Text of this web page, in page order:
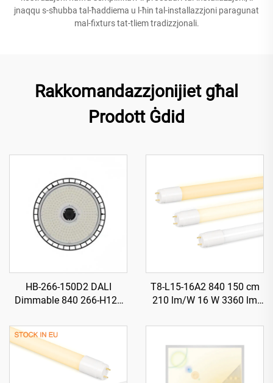
jnaqqu s-sħubba tal-ħaddiema u l-ħin tal-installazzjoni paragunat
mal-fixturs tat-tliem tradizzjonali.
Rakkomandazzjonijiet għal
Prodott Ġdid
HB-266-150D2 DALI
Dimmable 840 266-H120
27750 lm Illuminatur LED
Għoli Ħajji (UFO) għall-
Bajjiet
T8-L15-16A2 840 150 cm
210 lm/W 16 W 3360 lm